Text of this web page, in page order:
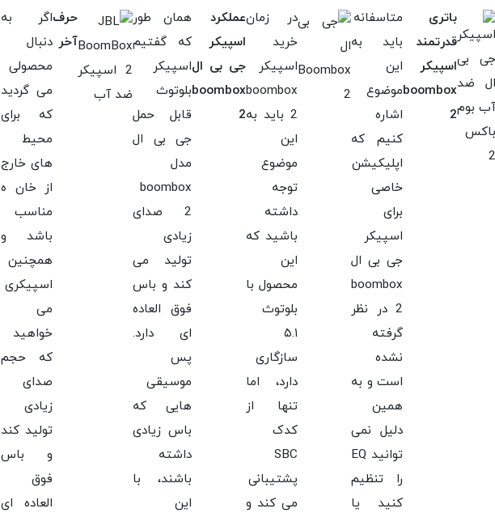
باتری
قدرتمند
اسپیکر
boombox
2
متاسفانه
باید به
این
موضوع
اشاره
کنیم که
اپلیکیشن
خاصی
برای
اسپیکر
جی بی ال
boombox
2 در نظر
گرفته
نشده
است و به
همین
دلیل نمی
توانید EQ
را تنظیم
کنید یا
در زمان
خرید
اسپیکر
boombox
2 باید به
این
موضوع
توجه
داشته
باشید که
این
محصول با
بلوتوث
۵.۱
سازگاری
دارد، اما
تنها از
کدک
SBC
پشتیبانی
می کند و
عملکرد
اسپیکر
جی بی ال
boombox
2
همان طور
که گفتیم
اسپیکر
بلوتوث
قابل حمل
جی بی ال
مدل
boombox
2 صدای
زیادی
تولید می
کند و باس
فوق العاده
ای دارد.
پس
موسیقی
هایی که
باس زیادی
داشته
باشند، با
این
حرف
آخر
اگر به
دنبال
محصولی
می گردید
که برای
محیط
های خارج
از خان ه
مناسب
باشد و
همچنین
اسپیکری
می
خواهید
که حجم
صدای
زیادی
تولید کند
و باس
فوق
العاده ای